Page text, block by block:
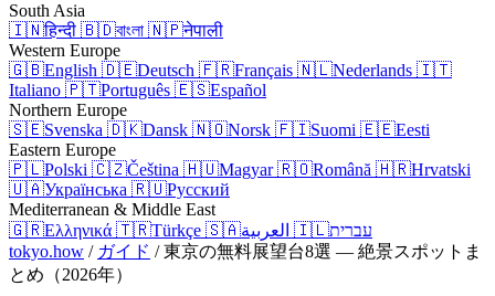
South Asia
🇮🇳हिन्दी 🇧🇩বাংলা 🇳🇵नेपाली
Western Europe
🇬🇧English 🇩🇪Deutsch 🇫🇷Français 🇳🇱Nederlands 🇮🇹
Italiano 🇵🇹Português 🇪🇸Español
Northern Europe
🇸🇪Svenska 🇩🇰Dansk 🇳🇴Norsk 🇫🇮Suomi 🇪🇪Eesti
Eastern Europe
🇵🇱Polski 🇨🇿Čeština 🇭🇺Magyar🇷🇴Română 🇭🇷Hrvatski
🇺🇦Українська 🇷🇺Русский
Mediterranean & Middle East
🇬🇷Ελληνικά 🇹🇷Türkçe 🇸🇦 🇮🇱עברית
tokyo.how / ガイド / 東京の無料展望台8選 — 絶景スポットま
とめ（2026年）